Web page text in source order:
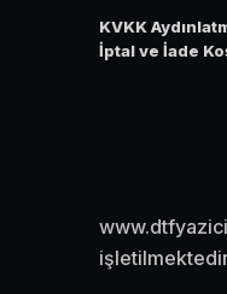
KVKK
İptal ve İade